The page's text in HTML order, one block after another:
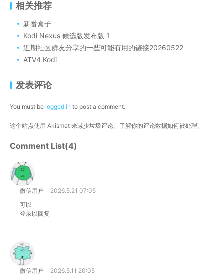
相关推荐
新番盒子
Kodi Nexus 候选版发布版 1
近期社区群友分享的一些可能有用的链接20260522
ATV4 Kodi
发表评论
You must be logged in to post a comment.
这个站点使用 Akismet 来减少垃圾评论。 了解你的评论数据如何被处理。
Comment List(4)
微信用户
2026.5.21 07:05
可以
登录以回复
微信用户
2026.5.11 20:05